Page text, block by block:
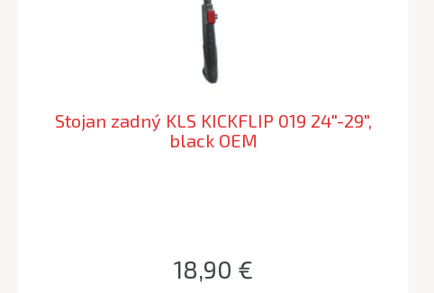
Stojan zadný KLS KICKFLIP 019 24"-29",
black OEM
18,90 €